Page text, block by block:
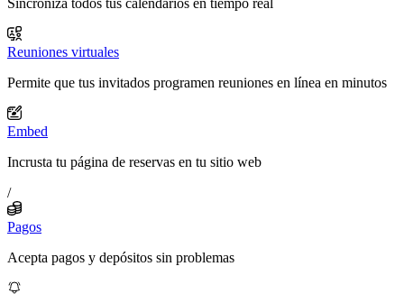
Sincroniza todos tus calendarios en tiempo real
Reuniones virtuales
Permite que tus invitados programen reuniones en línea en minutos
Embed
Incrusta tu página de reservas en tu sitio web
/
Pagos
Acepta pagos y depósitos sin problemas